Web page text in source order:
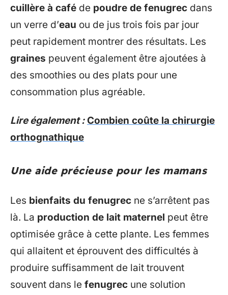
cuillère à café de poudre de fenugrec dans
un verre d’eau ou de jus trois fois par jour
peut rapidement montrer des résultats. Les
graines peuvent également être ajoutées à
des smoothies ou des plats pour une
consommation plus agréable.
Lire également : Combien coûte la chirurgie
orthognathique
Une aide précieuse pour les mamans
Les bienfaits du fenugrec ne s’arrêtent pas
là. La production de lait maternel peut être
optimisée grâce à cette plante. Les femmes
qui allaitent et éprouvent des difficultés à
produire suffisamment de lait trouvent
souvent dans le fenugrec une solution